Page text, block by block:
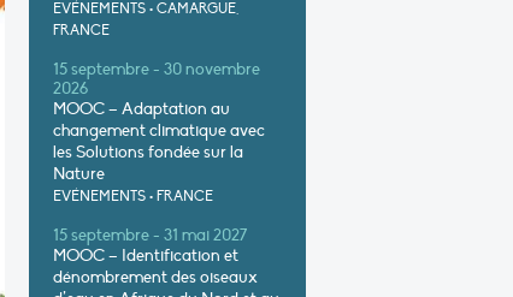
EVÉNEMENTS • CAMARGUE,
FRANCE
15 septembre - 30 novembre
2026
MOOC – Adaptation au
changement climatique avec
les Solutions fondée sur la
Nature
EVÉNEMENTS • FRANCE
15 septembre - 31 mai 2027
MOOC – Identification et
dénombrement des oiseaux